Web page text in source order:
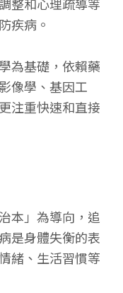
疾病。
為基礎，依賴藥
像學、基因工
注重快速和直接
本」為導向，追
是身體失衡的表
緒、生活習慣等